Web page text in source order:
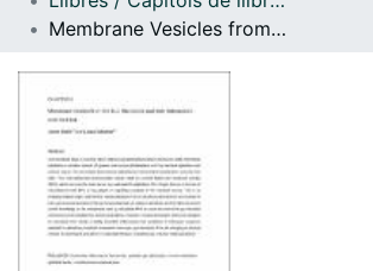
Membrane Vesicles from the Gut Microbiota and Their Interactions with the Host